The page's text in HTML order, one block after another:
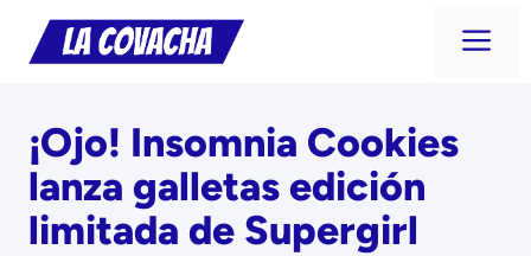
Saltar
¡Ojo! Insomnia Cookies
lanza galletas edición
limitada de Supergirl